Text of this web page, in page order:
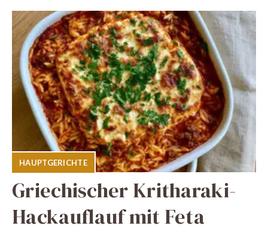
HAUPTGERICHTE
Griechischer Kritharaki-
Hackauflauf mit Feta